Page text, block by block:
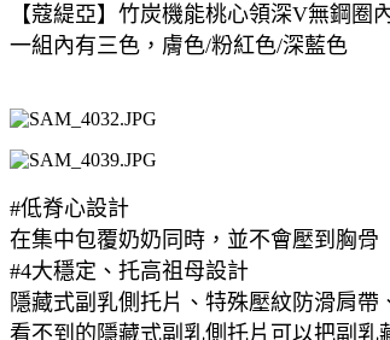
【蔻緹亞】竹炭機能桃心領深V無鋼圈
一組內有三色，膚色/粉紅色/深藍色
#低脊心設計
在集中包覆奶奶同時，並不會壓到胸骨
#4大穩定、托高祖母設計
隱藏式副乳側托片、特殊壓紋防滑肩帶
看不到的隱藏式副乳側托片可以把副乳